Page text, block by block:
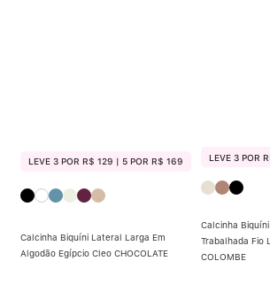
LEVE 3 POR R$ 129 | 5 POR R$ 169
Calcinha Biquíni Lateral Larga Em
Algodão Egípcio Cleo CHOCOLATE
LEVE 3 POR
Calcinha
Trabalhada Fio
COLOMBE